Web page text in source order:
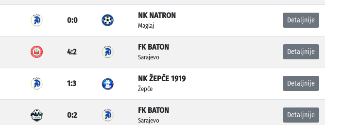
0:0
NK NATRON
Maglaj
Detaljnije
4:2
FK BATON
Sarajevo
Detaljnije
1:3
NK ŽEPČE 1919
Žepče
Detaljnije
0:2
FK BATON
Sarajevo
Detaljnije